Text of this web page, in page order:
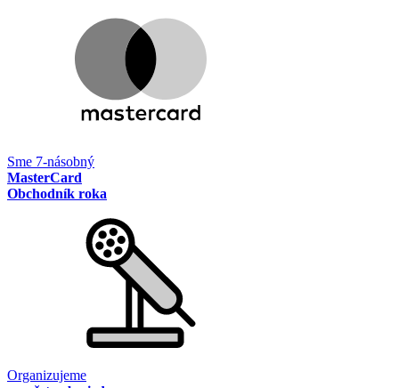
Sme 7-násobný
MasterCard
Obchodník roka
Organizujeme